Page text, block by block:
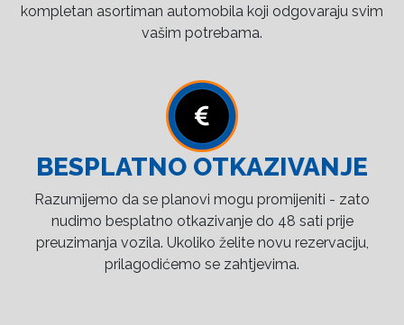
kompletan asortiman automobila koji odgovaraju svim
vašim potrebama.
BESPLATNO OTKAZIVANJE
Razumijemo da se planovi mogu promijeniti - zato
nudimo besplatno otkazivanje do 48 sati prije
preuzimanja vozila. Ukoliko želite novu rezervaciju,
prilagodićemo se zahtjevima.